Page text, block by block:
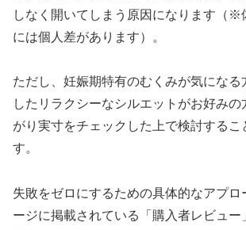
しなく開いてしまう原因になります（※
には個人差があります）。
ただし、妊娠期特有のむくみが気になる
したリラクシーなシルエットがお好みの
がり実寸をチェックした上で検討するこ
す。
失敗をゼロにするための具体的なアプロ
ージに掲載されている「購入者レビュー